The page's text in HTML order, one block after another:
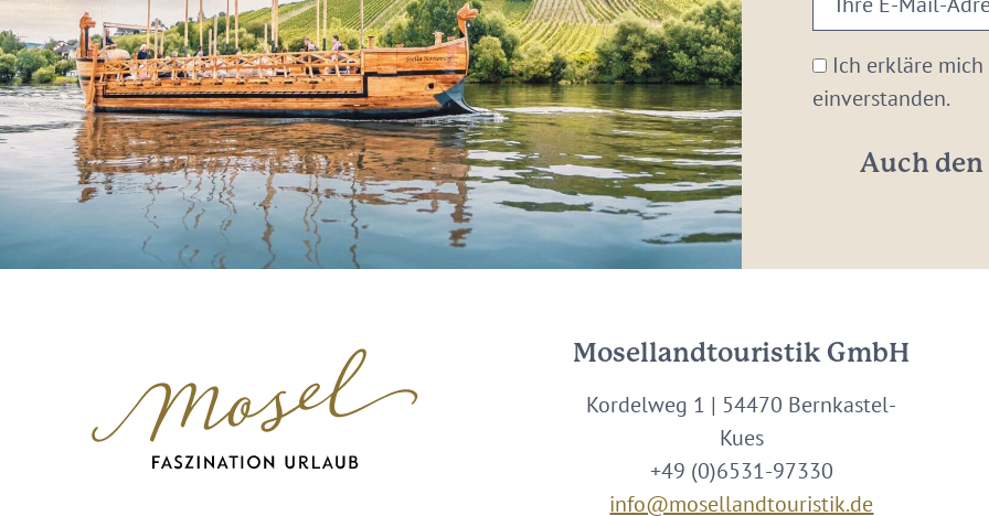
E-
Mail-
Adresse:
Ich erkläre
einverstanden.
Auch den
Mosellandtouristik GmbH
Kordelweg 1 | 54470 Bernkastel-
Kues
+49 (0)6531-97330
info@mosellandtouristik.de